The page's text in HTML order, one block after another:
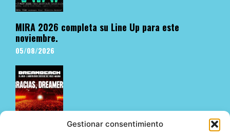
Gestionar consentimiento
MIRA 2026 completa su Line Up para este
noviembre.
05/08/2026